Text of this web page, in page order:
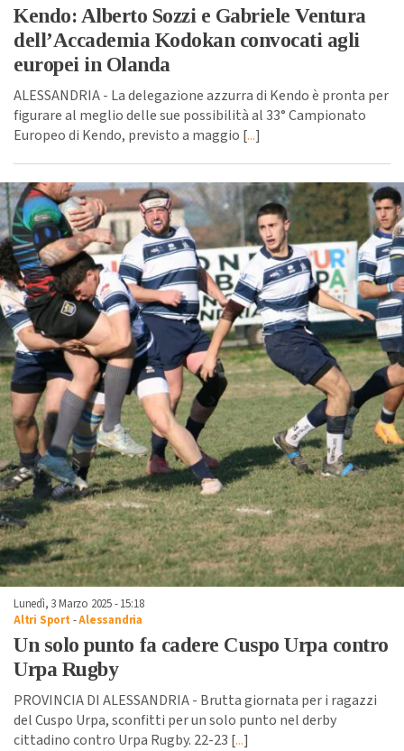
Kendo: Alberto Sozzi e Gabriele Ventura
dell’Accademia Kodokan convocati agli
europei in Olanda
ALESSANDRIA - La delegazione azzurra di Kendo è pronta per
figurare al meglio delle sue possibilità al 33° Campionato
Europeo di Kendo, previsto a maggio [...]
Lunedì, 3 Marzo 2025 - 15:18
Altri Sport -Alessandria
Un solo punto fa cadere Cuspo Urpa contro
Urpa Rugby
PROVINCIA DI ALESSANDRIA - Brutta giornata per i ragazzi
del Cuspo Urpa, sconfitti per un solo punto nel derby
cittadino contro Urpa Rugby. 22-23 [...]